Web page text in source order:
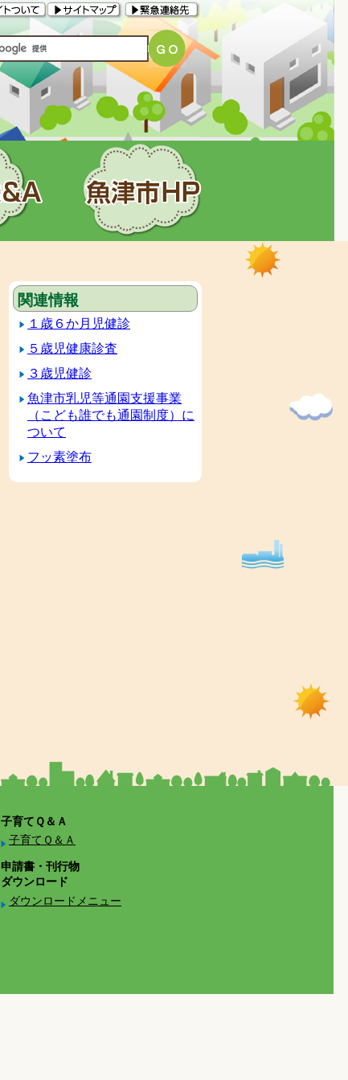
関連情報
１歳６か月児健診
５歳児健康診査
３歳児健診
魚津市乳児等通園支援事業
（こども誰でも通園制度）に
ついて
フッ素塗布
子育てＱ＆Ａ
子育てＱ＆Ａ
申請書・刊行物
ダウンロード
ダウンロードメニュー